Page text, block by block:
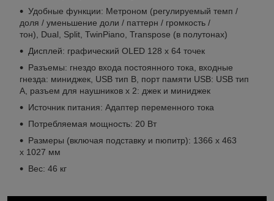
Удобные функции: Метроном (регулируемый темп /
доля / уменьшение доли / паттерн / громкость /
тон), Dual, Split, TwinPiano, Transpose (в полутонах)
Дисплей: графический OLED 128 x 64 точек
Разъемы: гнездо входа постоянного тока, входные
гнезда: миниджек, USB тип B, порт памяти USB: USB тип
A, разъем для наушников x 2: джек и миниджек
Источник питания: Адаптер переменного тока
Потребляемая мощность: 20 Вт
Размеры (включая подставку и пюпитр): 1366 х 463
х 1027 мм
Вес: 46 кг